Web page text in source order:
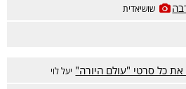
שושיאדית
כל סרטי "עולם היורה" יעל לוי